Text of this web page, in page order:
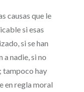
causas que le
si esas
si se han
a nadie, si no
tampoco hay
en regla moral